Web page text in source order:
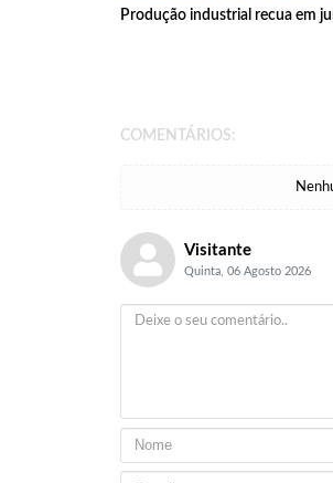
Produção industrial recua em
COMENTÁRIOS:
Visitante
Quinta, 06 Agosto 2026